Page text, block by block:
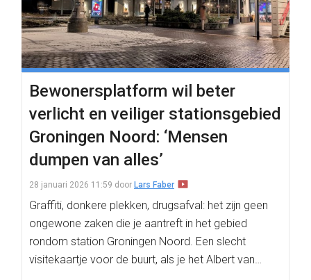
Bewonersplatform wil beter
verlicht en veiliger stationsgebied
Groningen Noord: ‘Mensen
dumpen van alles’
28 januari 2026 11:59 door Lars Faber
Graffiti, donkere plekken, drugsafval: het zijn geen
ongewone zaken die je aantreft in het gebied
rondom station Groningen Noord. Een slecht
visitekaartje voor de buurt, als je het Albert van…